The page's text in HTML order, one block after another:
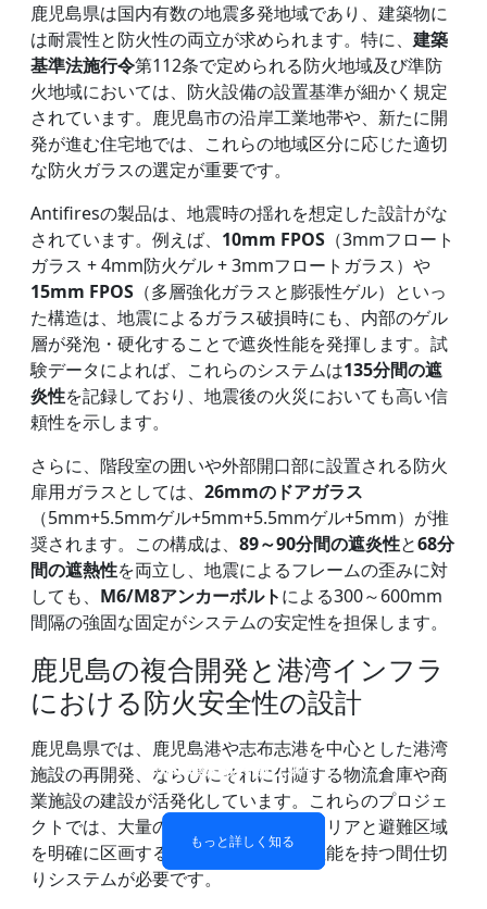
単層耐火ガラス
もっと詳しく知る
二重層防火ガラス
もっと詳しく知る
防火ガラス窓とドア
もっと詳しく知る
防火ガラス製間仕切り壁
もっと詳しく知る
鹿児島県は国内有数の地震多発地域であり、建築物に
は耐震性と防火性の両立が求められます。特に、 建築
基準法施行令第112条で定められる防火地域及び準防
火地域においては、防火設備の設置基準が細かく規定
されています。鹿児島市の沿岸工業地帯や、新たに開
発が進む住宅地では、これらの地域区分に応じた適切
な防火ガラスの選定が重要です。
Antifiresの製品は、地震時の揺れを想定した設計がな
されています。例えば、 10mm FPOS （3mmフロート
ガラス + 4mm防火ゲル + 3mmフロートガラス）や
15mm FPOS （多層強化ガラスと膨張性ゲル）といっ
た構造は、地震によるガラス破損時にも、内部のゲル
層が発泡・硬化することで遮炎性能を発揮します。試
験データによれば、これらのシステムは135分間の遮
炎性を記録しており、地震後の火災においても高い信
頼性を示します。
さらに、階段室の囲いや外部開口部に設置される防火
扉用ガラスとしては、 26mmのドアガラス
（5mm+5.5mmゲル+5mm+5.5mmゲル+5mm）が推
奨されます。この構成は、 89～90分間の遮炎性と68分
間の遮熱性を両立し、地震によるフレームの歪みに対
しても、 M6/M8アンカーボルトによる300～600mm
間隔の強固な固定がシステムの安定性を担保します。
鹿児島の複合開発と港湾インフラ
における防火安全性の設計
鹿児島県では、鹿児島港や志布志港を中心とした港湾
施設の再開発、ならびにそれに付随する物流倉庫や商
業施設の建設が活発化しています。これらのプロジェ
クトでは、大量の可燃物を取り扱うエリアと避難区域
を明確に区画するため、高度な耐火性能を持つ間仕切
りシステムが必要です。